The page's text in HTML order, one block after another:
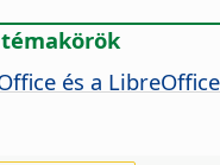
és a